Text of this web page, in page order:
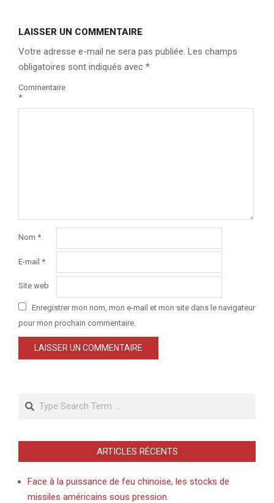
LAISSER UN COMMENTAIRE
Votre adresse e-mail ne sera pas publiée. Les champs
obligatoires sont indiqués avec *
Commentaire
*
Nom *
E-mail *
Site web
Enregistrer mon nom, mon e-mail et mon site dans le navigateur
pour mon prochain commentaire.
ARTICLES RÉCENTS
Face à la puissance de feu chinoise, les stocks de
missiles américains sous pression.